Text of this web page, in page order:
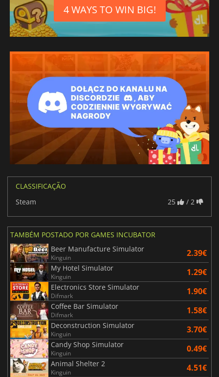
4 WAYS TO WIN BIG!
CLASSIFICAÇÃO
Steam
25 / 2
TAMBÉM POSTADO POR GAMES INCUBATOR
Beer Manufacture Simulator
Kinguin 2.39€
My Hotel Simulator
Kinguin 1.29€
Electronics Store Simulator
Difmark 1.90€
Coffee Bar Simulator
Difmark 1.58€
Deconstruction Simulator
Kinguin 3.70€
Candy Shop Simulator
Kinguin 0.49€
Animal Shelter 2
Kinguin 4.51€